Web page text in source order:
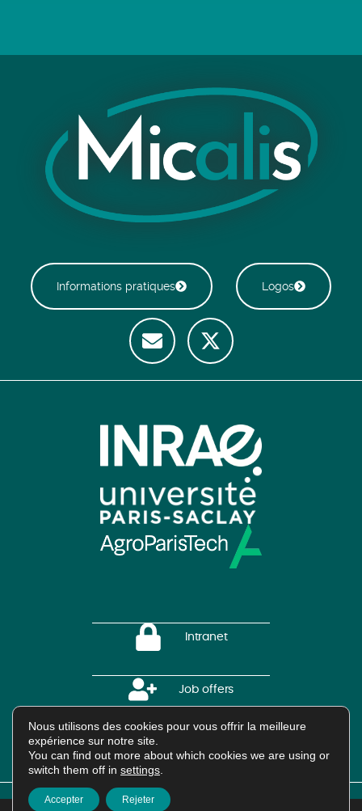
Informations pratiques Logos
Intranet
Job offers
2025 Crédits et mentions légales
Nous utilisons des cookies pour vous offrir la meilleure
expérience sur notre site.
You can find out more about which cookies we are using or
switch them off in settings
Accepter Rejeter